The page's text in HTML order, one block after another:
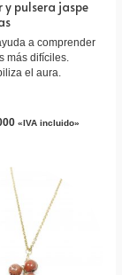
y pulsera jaspe
a comprender
más difíciles.
el aura.
«IVA incluido»